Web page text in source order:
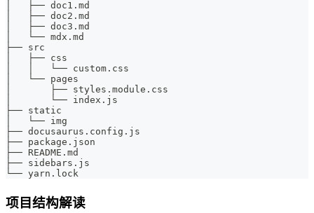
│   ├── doc1.md
│   ├── doc2.md
│   ├── doc3.md
│   └── mdx.md
├── src
│   ├── css
│   │   └── custom.css
│   └── pages
│       ├── styles.module.css
│       └── index.js
├── static
│   └── img
├── docusaurus.config.js
├── package.json
├── README.md
├── sidebars.js
└── yarn.lock
项目结构解读